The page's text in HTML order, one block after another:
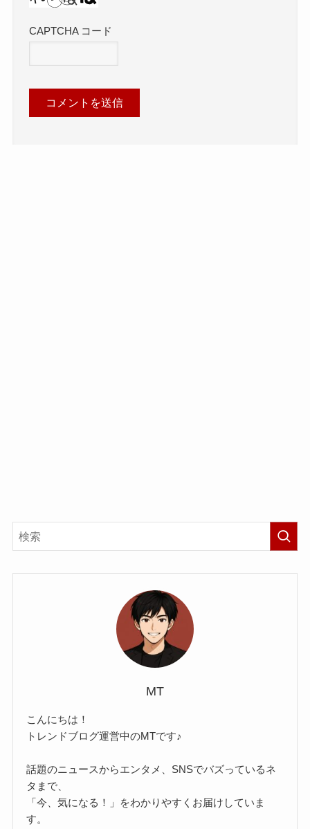
CAPTCHA コード
MT
こんにちは！
トレンドブログ運営中のMTです♪
話題のニュースからエンタメ、SNSでバズっているネ
タまで、
「今、気になる！」をわかりやすくお届けしていま
す。